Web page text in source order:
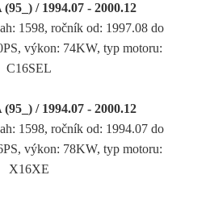
/ 1994.07 - 2000.12
1598, ročník od: 1997.08 do
výkon: 74KW, typ motoru:
C16SEL
/ 1994.07 - 2000.12
1598, ročník od: 1994.07 do
výkon: 78KW, typ motoru:
X16XE